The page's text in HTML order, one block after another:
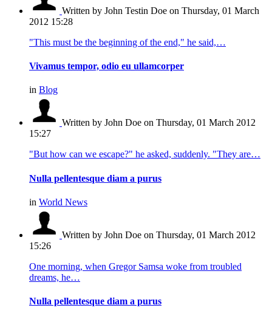
Written by John Testin Doe on Thursday, 01 March
2012 15:28
"This must be the beginning of the end," he said,…
Vivamus tempor, odio eu ullamcorper
in Blog
Written by John Doe on Thursday, 01 March 2012
15:27
"But how can we escape?" he asked, suddenly. "They are…
Nulla pellentesque diam a purus
in World News
Written by John Doe on Thursday, 01 March 2012
15:26
One morning, when Gregor Samsa woke from troubled
dreams, he…
Nulla pellentesque diam a purus